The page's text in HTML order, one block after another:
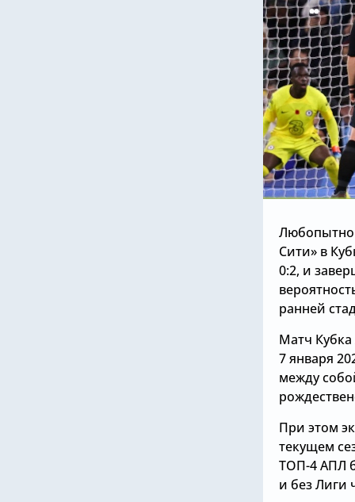
Любопытно
Сити» в
0:2, и
ранней
Матч Кубка
7 января
между
При этом
текущем
ТОП-4 АПЛ
и без Лиги